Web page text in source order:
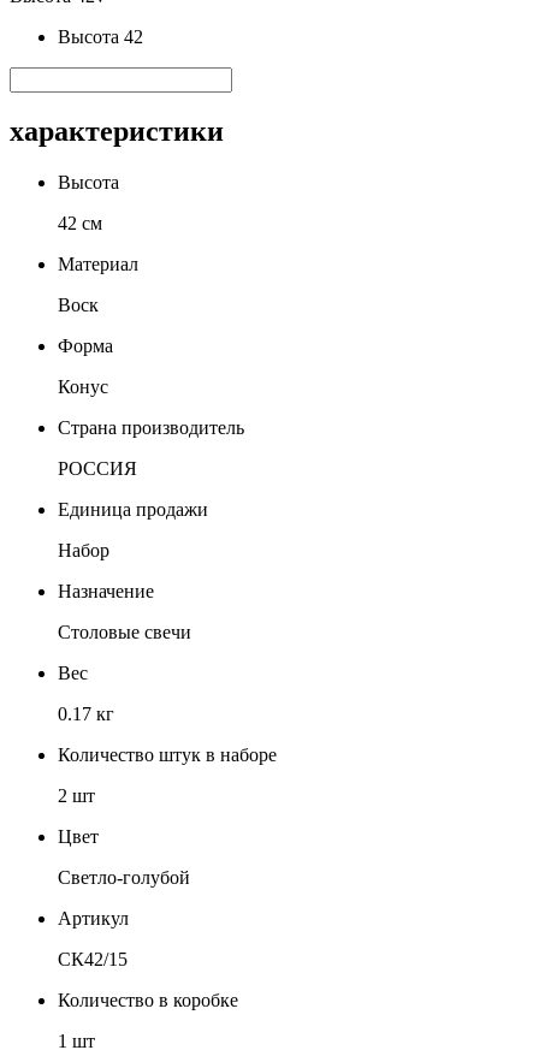
Высота 42
характеристики
Высота
42 см
Материал
Воск
Форма
Конус
Страна производитель
РОССИЯ
Единица продажи
Набор
Назначение
Столовые свечи
Вес
0.17 кг
Количество штук в наборе
2 шт
Цвет
Светло-голубой
Артикул
СК42/15
Количество в коробке
1 шт